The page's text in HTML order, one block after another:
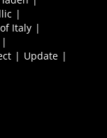
Italy
Update